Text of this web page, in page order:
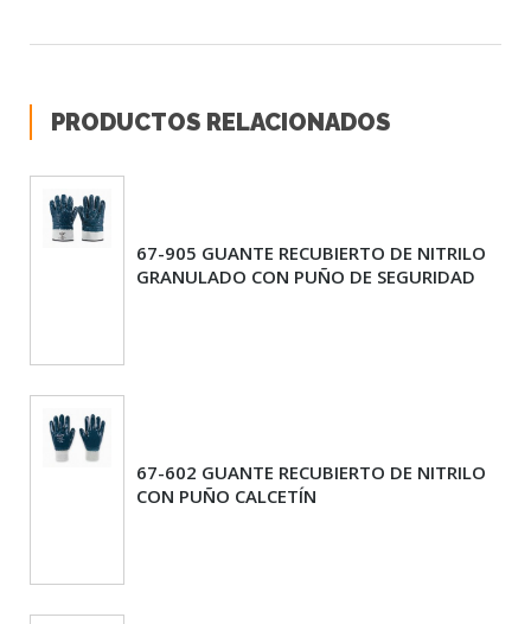
PRODUCTOS RELACIONADOS
67-905 GUANTE RECUBIERTO DE NITRILO
GRANULADO CON PUÑO DE SEGURIDAD
67-602 GUANTE RECUBIERTO DE NITRILO
CON PUÑO CALCETÍN